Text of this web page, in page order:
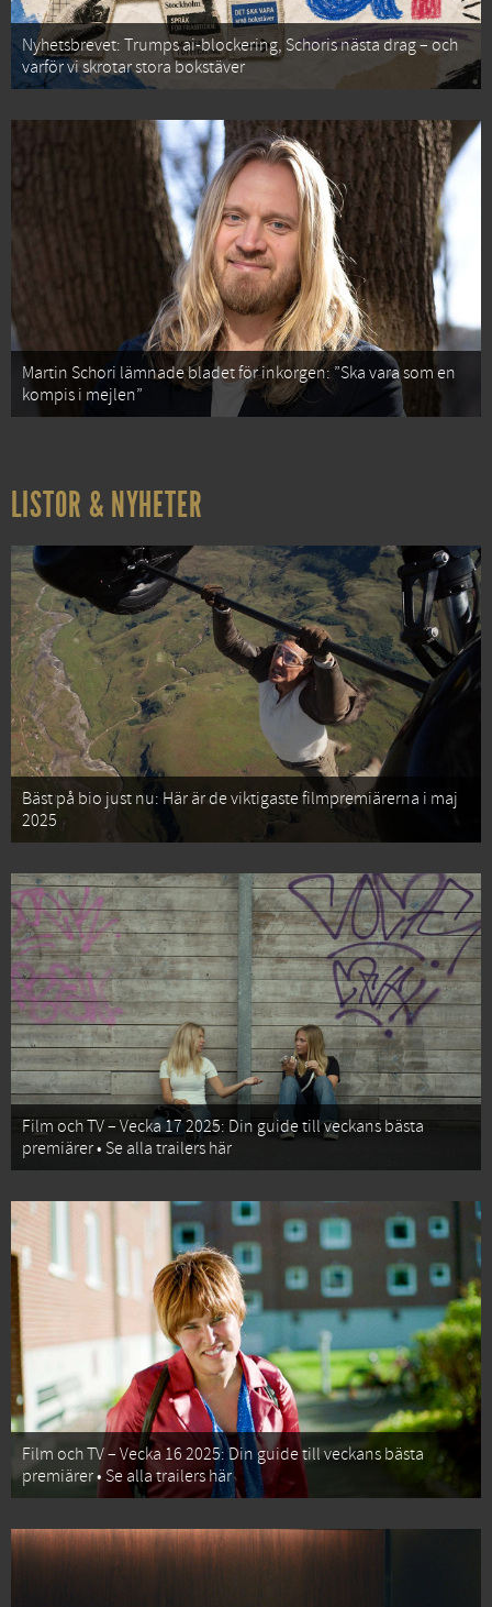
Nyhetsbrevet: Trumps ai-blockering, Schoris nästa drag – och
varför vi skrotar stora bokstäver
Martin Schori lämnade bladet för inkorgen: ”Ska vara som en
kompis i mejlen”
LISTOR & NYHETER
Bäst på bio just nu: Här är de viktigaste filmpremiärerna i maj
2025
Film och TV – Vecka 17 2025: Din guide till veckans bästa
premiärer • Se alla trailers här
Film och TV – Vecka 16 2025: Din guide till veckans bästa
premiärer • Se alla trailers här